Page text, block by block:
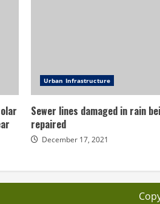
Urban Infrastructure
Sewer lines damaged in rain
repaired
December 17, 2021